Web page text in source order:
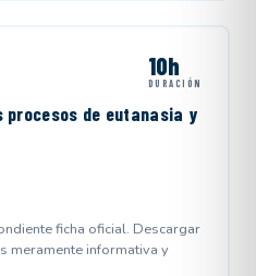
10h
DURACIÓN
procesos de eutanasia y
ficha oficial. Descargar
meramente informativa y